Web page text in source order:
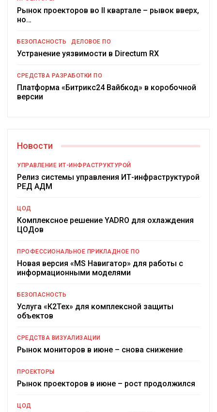
Рынок проекторов во II квартале – рывок вверх,
но…
БЕЗОПАСНОСТЬ ДЕЛОВОЕ ПО
Устранение уязвимости в Directum RX
СРЕДСТВА РАЗРАБОТКИ ПО
Платформа «Битрикс24 Вайбкод» в коробочной
версии
Новости
УПРАВЛЕНИЕ ИТ-ИНФРАСТРУКТУРОЙ
Релиз системы управления ИТ-инфраструктурой
РЕД АДМ
ЦОД
Комплексное решение YADRO для охлаждения
ЦОДов
ПРОФЕССИОНАЛЬНОЕ ПРИКЛАДНОЕ ПО
Новая версия «MS Навигатор» для работы с
информационными моделями
БЕЗОПАСНОСТЬ
Услуга «К2Тех» для комплексной защиты
объектов
СРЕДСТВА ВИЗУАЛИЗАЦИИ
Рынок мониторов в июне – снова снижение
ПРОЕКТОРЫ
Рынок проекторов в июне – рост продолжился
ЦОД